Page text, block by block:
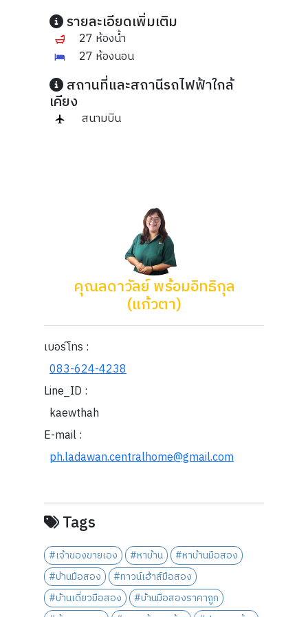
รายละเอียดเพิ่มเติม
27 ห้องน้ำ
27 ห้องนอน
สถานที่และสถานีรถไฟฟ้าใกล้
เคียง
สนามบิน
คุณลดาวัลย์ พร้อมอิทธิกุล
(แก้วตา)
เบอร์โทร :
083-624-4238
Line_ID :
kaewthah
E-mail :
ph.ladawan.centralhome@gmail.com
Tags
#เจ้าของขายเอง #หาบ้าน
#หาบ้านมือสอง
#บ้านมือสอง
#ทาวน์เฮ้าส์มือสอง
#บ้านเดี่ยวมือสอง
#บ้านมือสองราคาถูก